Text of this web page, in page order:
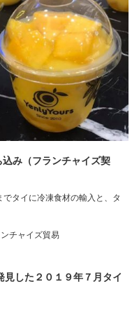
み（フランチャイズ契
タイに冷凍食材の輸入と、タ
チャイズ貿易
見した２０１９年７月タイ